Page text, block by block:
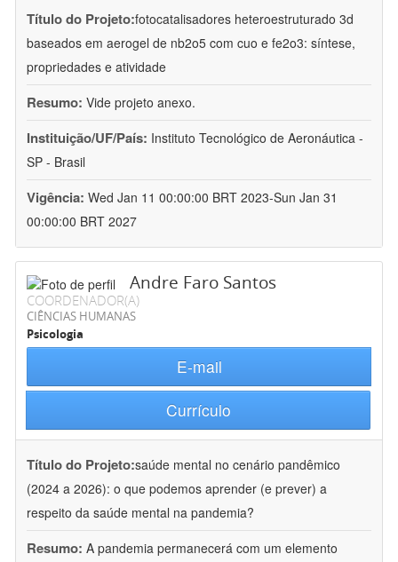
Título do Projeto:fotocatalisadores heteroestruturado 3d
baseados em aerogel de nb2o5 com cuo e fe2o3: síntese,
propriedades e atividade
Resumo: Vide projeto anexo.
Instituição/UF/País: Instituto Tecnológico de Aeronáutica -
SP - Brasil
Vigência: Wed Jan 11 00:00:00 BRT 2023-Sun Jan 31
00:00:00 BRT 2027
Andre Faro Santos
COORDENADOR(A)
CIÊNCIAS HUMANAS
Psicologia
E-mail
Currículo
Título do Projeto:saúde mental no cenário pandêmico
(2024 a 2026): o que podemos aprender (e prever) a
respeito da saúde mental na pandemia?
Resumo: A pandemia permanecerá com um elemento